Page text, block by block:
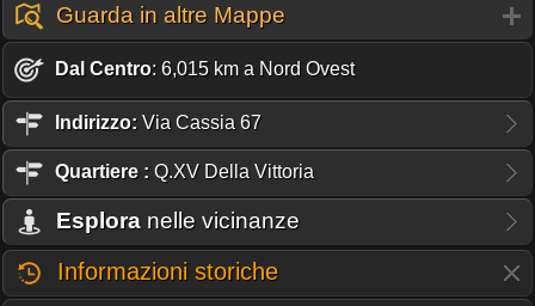
Guarda in altre Mappe
Dal Centro: 6,015 km a Nord Ovest
Indirizzo: Via Cassia 67
Quartiere : Q.XV Della Vittoria
Esplora nelle vicinanze
Informazioni storiche